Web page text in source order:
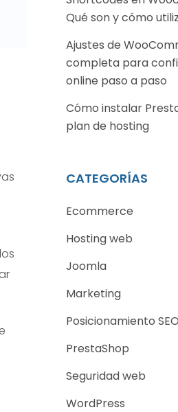
Qué son y cómo
Ajustes de
completa para
online paso a paso
Cómo instalar
plan de hosting
CATEGORÍAS
Ecommerce
Hosting web
Joomla
Marketing
Posicionamiento SEO
PrestaShop
Seguridad web
WordPress